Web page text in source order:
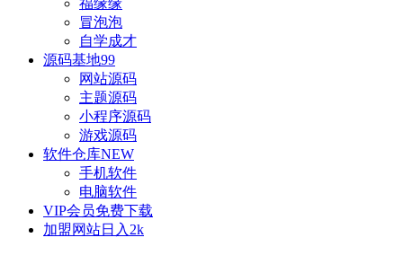
福缘缘
冒泡泡
自学成才
源码基地99
网站源码
主题源码
小程序源码
游戏源码
软件仓库NEW
手机软件
电脑软件
VIP会员免费下载
加盟网站日入2k